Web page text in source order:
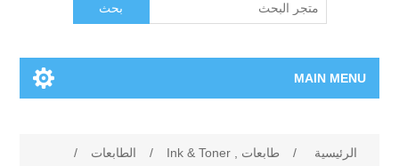
بحث
MAIN MENU
الرئيسية / طابعات , Ink & Toner / الطابعات
/